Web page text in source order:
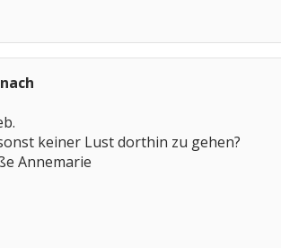
keiner Lust dorthin zu gehen?
Annemarie